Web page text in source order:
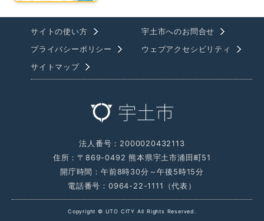
サイトの使い方
宇土市へのお問合せ
プライバシーポリシー
ウェブアクセシビリティ
サイトマップ
法人番号：2000020432113
住所：〒869-0492 熊本県宇土市浦田町51
開庁時間：午前8時30分～午後5時15分
電話番号：0964-22-1111（代表）
Copyright © UTO CITY All Rights Reserved.